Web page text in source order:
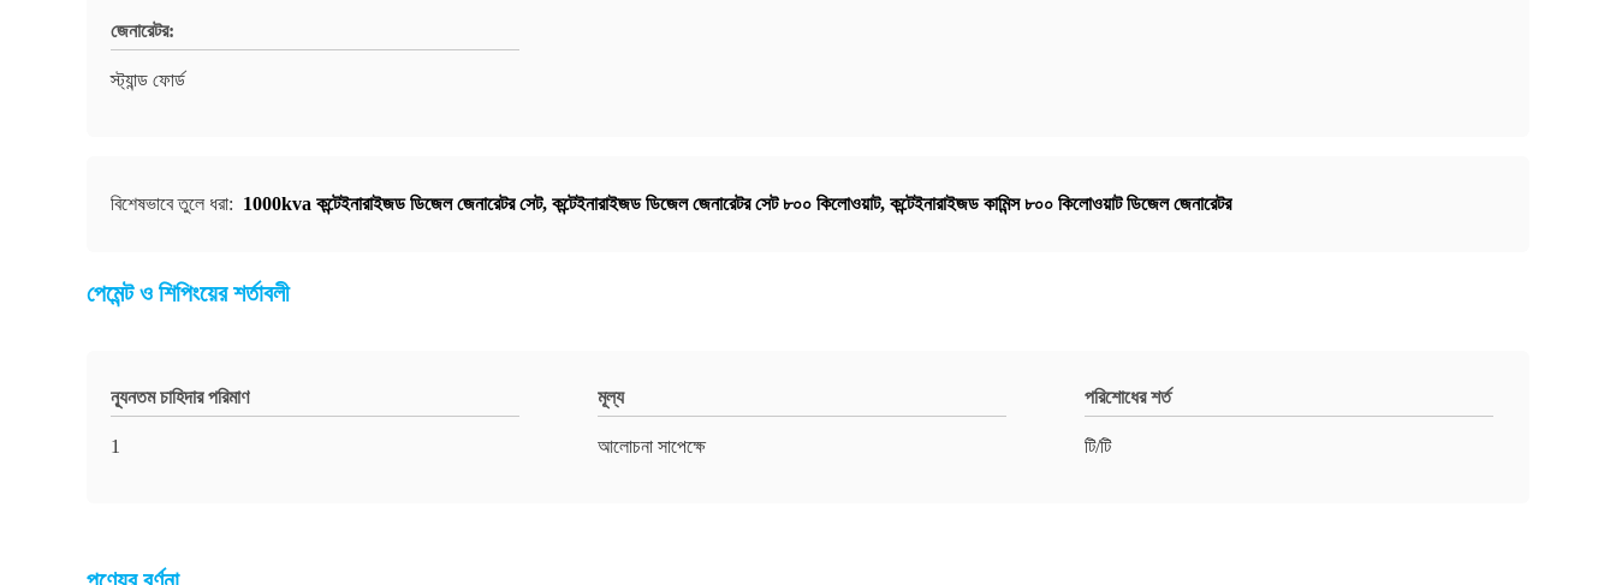
জেনারেটর:
স্ট্যান্ড ফোর্ড
বিশেষভাবে তুলে ধরা: 1000kva কন্টেইনারাইজড ডিজেল জেনারেটর সেট, কন্টেইনারাইজড ডিজেল জেনারেটর সেট ৮০০ কিলোওয়াট, কন্টেইনারাইজড কামিন্স ৮০০ কিলোওয়াট ডিজেল জেনারেটর
পেমেন্ট ও শিপিংয়ের শর্তাবলী
ন্যূনতম চাহিদার পরিমাণ
1
মূল্য
আলোচনা সাপেক্ষে
পরিশোধের শর্ত
টি/টি